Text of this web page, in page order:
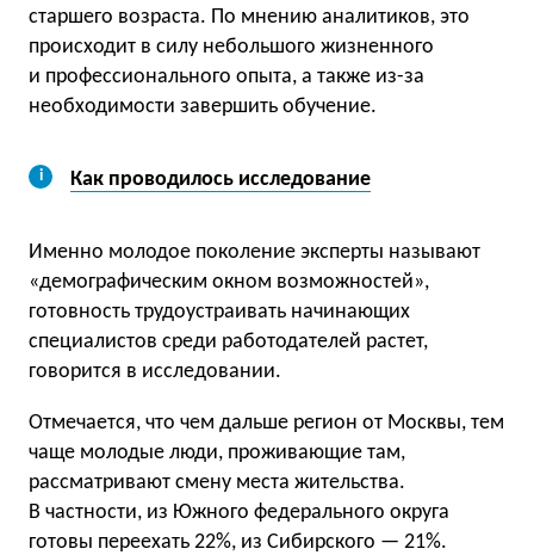
старшего возраста. По мнению аналитиков, это
происходит в силу небольшого жизненного
и профессионального опыта, а также из-за
необходимости завершить обучение.
Как проводилось исследование
Именно молодое поколение эксперты называют
«демографическим окном возможностей»,
готовность трудоустраивать начинающих
специалистов среди работодателей растет,
говорится в исследовании.
Отмечается, что чем дальше регион от Москвы, тем
чаще молодые люди, проживающие там,
рассматривают смену места жительства.
В частности, из Южного федерального округа
готовы переехать 22%, из Сибирского — 21%.